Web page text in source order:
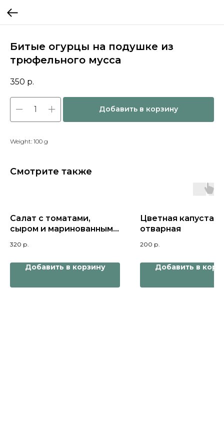
Битые огурцы на подушке из
трюфельного мусса
350 р.
Добавить в корзину
Weight: 100 g
Смотрите также
Салат с томатами,
сыром и маринованным
320 р.
Добавить в корзину
Цветная капуста
отварная
200 р.
Добавить в